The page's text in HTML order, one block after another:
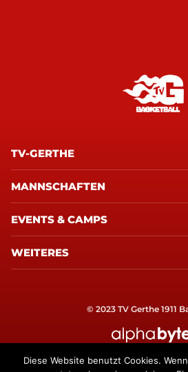
TV-GERTHE
MANNSCHAFTEN
EVENTS & CAMPS
WEITERES
© 2023 TV Gerthe 1911
Diese Website benutzt Cookies.